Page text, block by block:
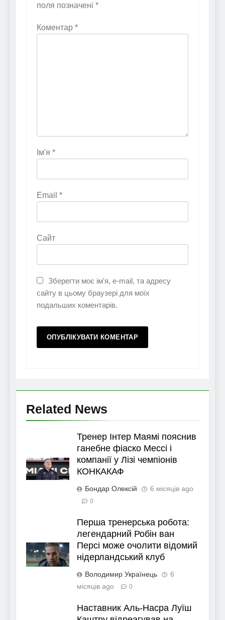
поля позначені *
Коментар *
Ім'я *
Email *
Сайт
Зберегти моє ім'я, e-mail, та адресу
сайту в цьому браузері для моїх
подальших коментарів.
Related News
Тренер Інтер Маямі пояснив
ганебне фіаско Мессі і
компанії у Лізі чемпіонів
КОНКАКАФ
Бондар Олексій 6 місяців ago
0
Перша тренерська робота:
легендарний Робін ван
Персі може очолити відомий
нідерландський клуб
Володимир Українець
6
місяців ago
0
Наставник Аль-Насра Луїш